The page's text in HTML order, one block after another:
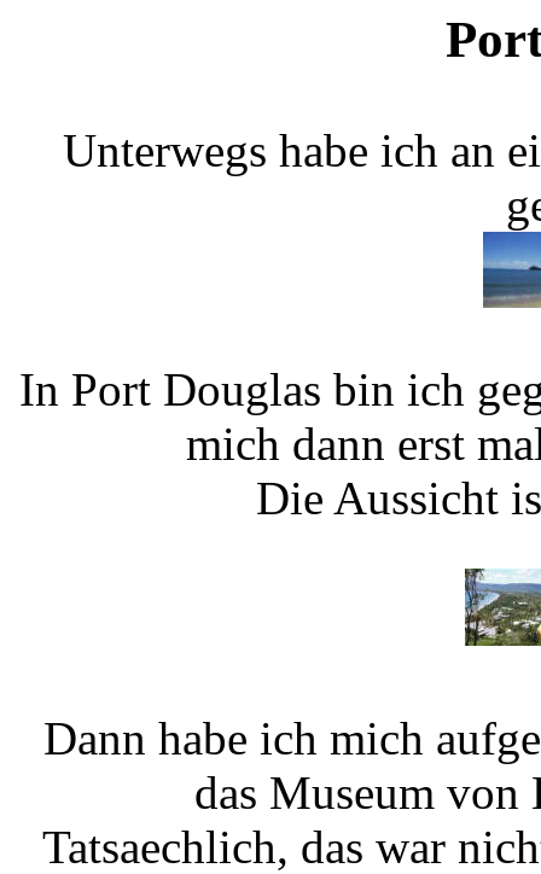
Unterwegs habe ich an
In Port Douglas bin ich
mich dann erst
Die Aussicht
Dann habe ich mich
das Museum
Tatsaechlich, das war